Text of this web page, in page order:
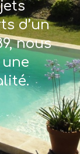
d’un
nous